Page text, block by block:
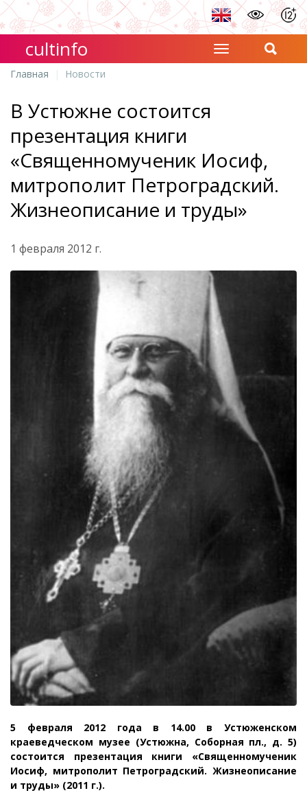
cultinfo
Главная Новости
В Устюжне состоится
презентация книги
«Священномученик Иосиф,
митрополит Петроградский.
Жизнеописание и труды»
1 февраля 2012 г.
5 февраля 2012 года в 14.00 в Устюженском
краеведческом музее (Устюжна, Соборная пл., д. 5)
состоится презентация книги «Священномученик
Иосиф, митрополит Петроградский. Жизнеописание
и труды» (2011 г.).